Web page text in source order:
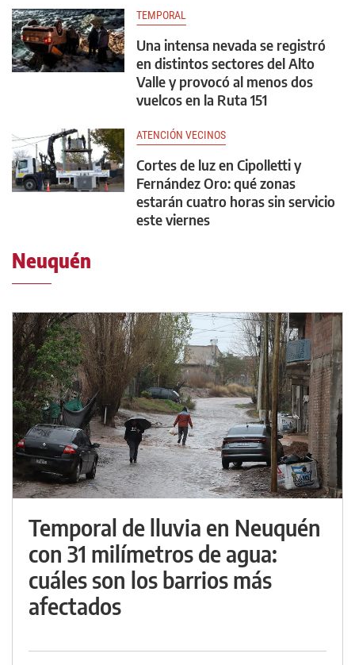
TEMPORAL
Una intensa nevada se registró
en distintos sectores del Alto
Valle y provocó al menos dos
vuelcos en la Ruta 151
ATENCIÓN VECINOS
Cortes de luz en Cipolletti y
Fernández Oro: qué zonas
estarán cuatro horas sin servicio
este viernes
Neuquén
Temporal de lluvia en Neuquén
con 31 milímetros de agua:
cuáles son los barrios más
afectados